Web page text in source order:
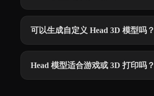
可以生成自定义 Head 3D 模型吗？
Head 模型适合游戏或 3D 打印吗？